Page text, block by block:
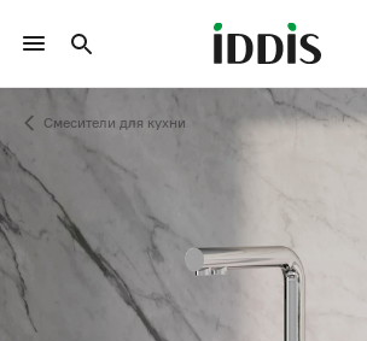
Смесители для кухни